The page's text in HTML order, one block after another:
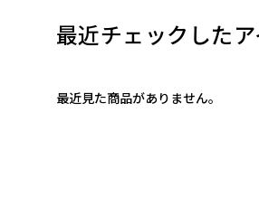
最近チェックしたア
最近見た商品がありません。